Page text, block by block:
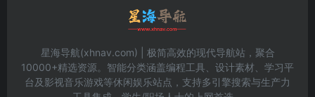
星海导航(xhnav.com) | 极简高效的现代导航站，聚合
10000+精选资源。智能分类涵盖编程工具、设计素材、学习平
台及影视音乐游戏等休闲娱乐站点，支持多引擎搜索与生产力